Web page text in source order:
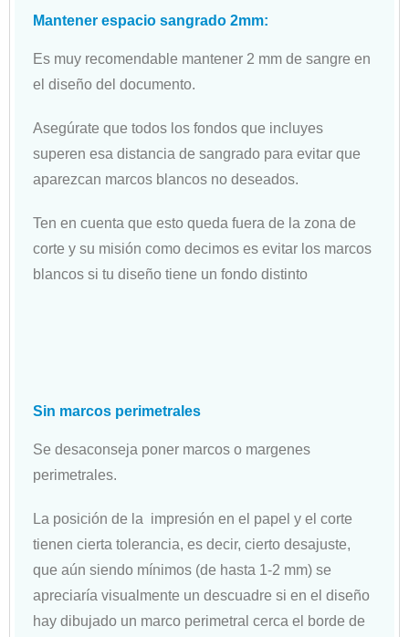
Mantener espacio sangrado 2mm:
Es muy recomendable mantener 2 mm de sangre en
el diseño del documento.
Asegúrate que todos los fondos que incluyes
superen esa distancia de sangrado para evitar que
aparezcan marcos blancos no deseados.
Ten en cuenta que esto queda fuera de la zona de
corte y su misión como decimos es evitar los marcos
blancos si tu diseño tiene un fondo distinto
Sin marcos perimetrales
Se desaconseja poner marcos o margenes
perimetrales.
La posición de la impresión en el papel y el corte
tienen cierta tolerancia, es decir, cierto desajuste,
que aún siendo mínimos (de hasta 1-2 mm) se
apreciaría visualmente un descuadre si en el diseño
hay dibujado un marco perimetral cerca el borde de